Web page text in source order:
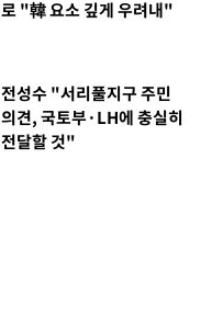
로 "韓 요소 깊게 우려내"
전성수 "서리풀지구 주민
의견, 국토부·LH에 충실히
전달할 것"